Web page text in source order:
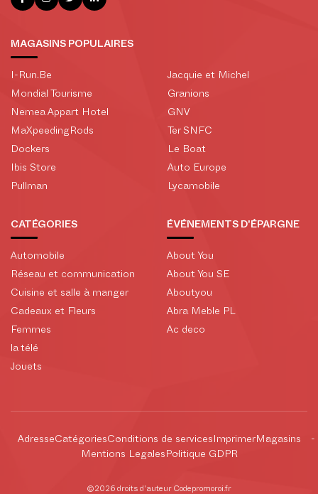
MAGASINS POPULAIRES
I-Run.Be
Mondial Tourisme
Nemea Appart Hotel
MaXpeedingRods
Dockers
Ibis Store
Pullman
Jacquie et Michel
Granions
GNV
Ter SNFC
Le Boat
Auto Europe
Lycamobile
CATÉGORIES
Automobile
Réseau et communication
Cuisine et salle à manger
Cadeaux et Fleurs
Femmes
la télé
Jouets
ÉVÉNEMENTS D'ÉPARGNE
About You
About You SE
Aboutyou
Abra Meble PL
Ac deco
Adresse Catégories Conditions de services Imprimer Magasins
Mentions Legales Politique GDPR
©2026 droits d'auteur Codepromoroi.fr